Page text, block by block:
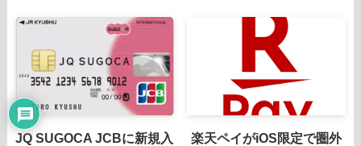
JQ SUGOCA JCBに新規入 楽天ペイがiOS限定で圏外